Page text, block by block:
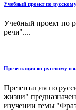
Учебный проект по
Учебный проект по
речи"....
Презентация по русскому
Презентация по
жизни"
изучении темы